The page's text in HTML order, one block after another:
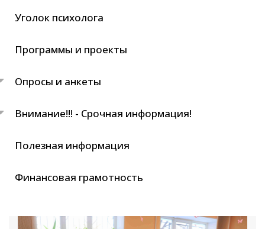
Уголок психолога
Программы и проекты
Опросы и анкеты
Внимание!!! - Срочная информация!
Полезная информация
Финансовая грамотность